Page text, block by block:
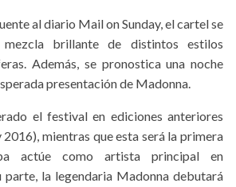
al diario Mail on Sunday, el cartel se
brillante de distintos estilos
Además, se pronostica una noche
presentación de Madonna.
el festival en ediciones anteriores
mientras que esta será la primera
actúe como artista principal en
parte, la legendaria Madonna debutará